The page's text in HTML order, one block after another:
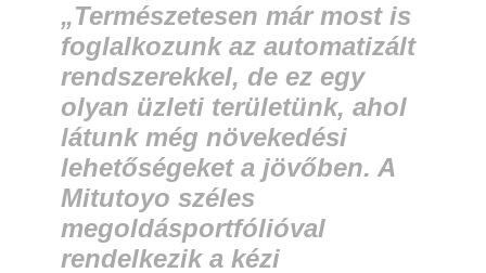
„Természetesen már most is
foglalkozunk az automatizált
rendszerekkel, de ez egy
olyan üzleti területünk, ahol
látunk még növekedési
lehetőségeket a jövőben. A
Mitutoyo széles
megoldásportfólióval
rendelkezik a kézi